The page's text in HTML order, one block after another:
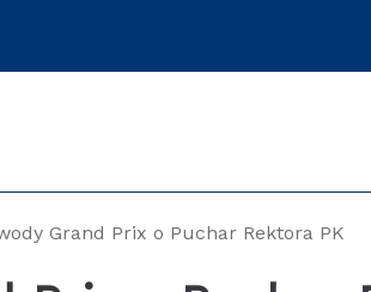
Grand Prix o Puchar Rektora PK